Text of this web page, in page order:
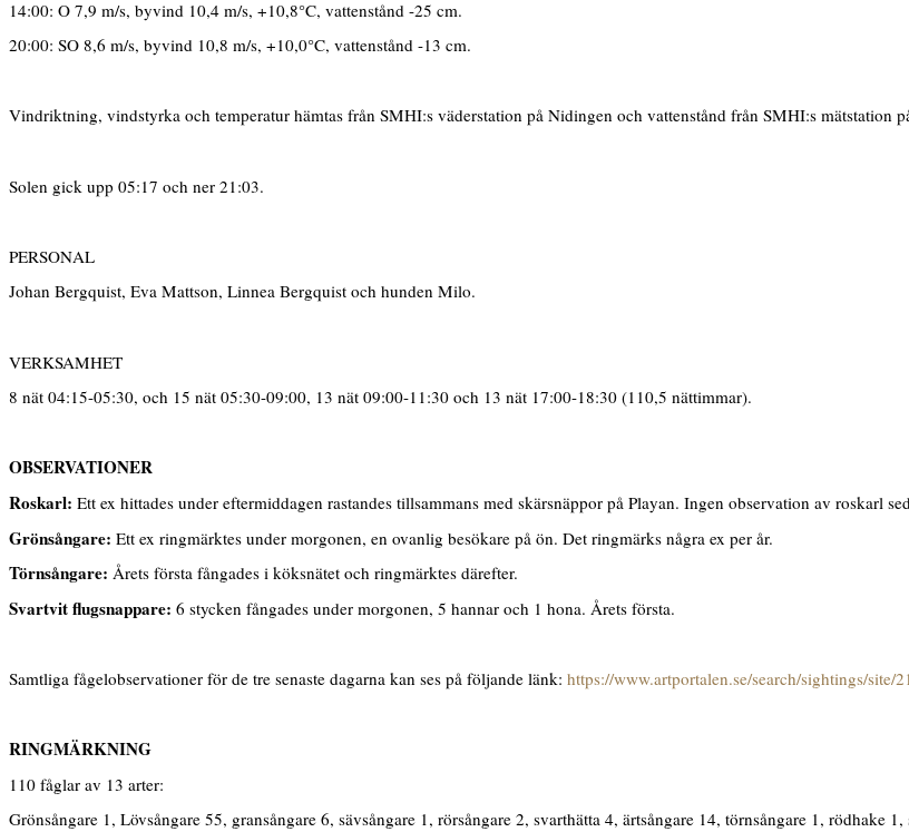
14:00: O 7,9 m/s, byvind 10,4 m/s, +10,8°C, vattenstånd -25 cm.
20:00: SO 8,6 m/s, byvind 10,8 m/s, +10,0°C, vattenstånd -13 cm.
Vindriktning, vindstyrka och temperatur hämtas från SMHI:s väderstation på Nidingen och vattenstånd från SMHI:s mätstation
Solen gick upp 05:17 och ner 21:03.
PERSONAL
Johan Bergquist, Eva Mattson, Linnea Bergquist och hunden Milo.
VERKSAMHET
8 nät 04:15-05:30, och 15 nät 05:30-09:00, 13 nät 09:00-11:30 och 13 nät 17:00-18:30 (110,5 nättimmar).
OBSERVATIONER
Roskarl: Ett ex hittades under eftermiddagen rastandes tillsammans med skärsnäppor på Playan. Ingen observation av roskarl
Grönsångare: Ett ex ringmärktes under morgonen, en ovanlig besökare på ön. Det ringmärks några ex per år.
Törnsångare: Årets första fångades i köksnätet och ringmärktes därefter.
Svartvit flugsnappare: 6 stycken fångades under morgonen, 5 hannar och 1 hona. Årets första.
Samtliga fågelobservationer för de tre senaste dagarna kan ses på följande länk: https://www.artportalen.se/search/sightings/site/
RINGMÄRKNING
110 fåglar av 13 arter:
Grönsångare 1, Lövsångare 55, gransångare 6, sävsångare 1, rörsångare 2, svarthätta 4, ärtsångare 14, törnsångare 1, rödhake